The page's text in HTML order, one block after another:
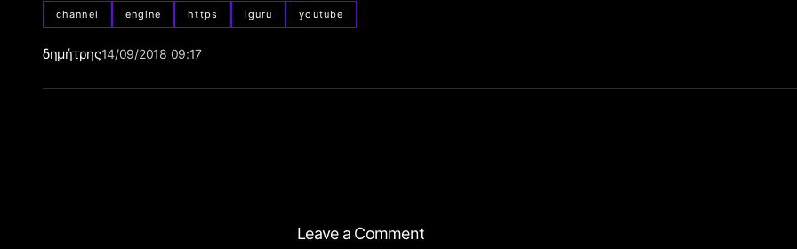
channel engine https iguru youtube
δημήτρης14/09/2018 09:17
Leave a Comment